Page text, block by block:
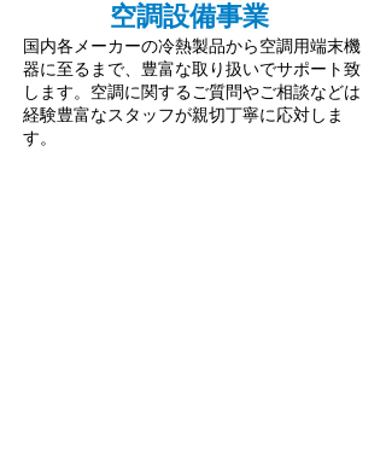
空調設備事業
国内各メーカーの冷熱製品から空調用端末機
器に至るまで、豊富な取り扱いでサポート致
します。空調に関するご質問やご相談などは
経験豊富なスタッフが親切丁寧に応対しま
す。